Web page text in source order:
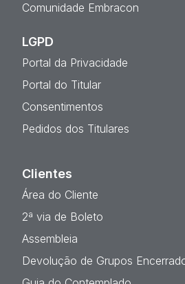
Comunidade Embracon
LGPD
Portal da Privacidade
Portal do Titular
Consentimentos
Pedidos dos Titulares
Clientes
Área do Cliente
2ª via de Boleto
Assembleia
Devolução de Grupos